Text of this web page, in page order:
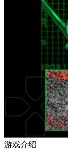
游戏介绍